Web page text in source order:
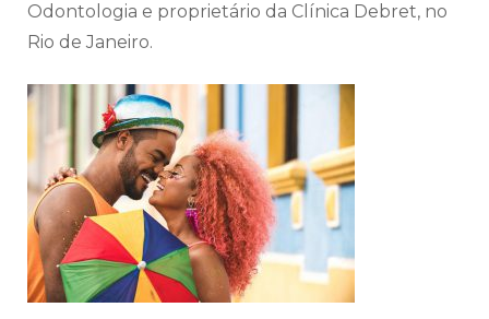
Odontologia e proprietário da Clínica Debret, no
Rio de Janeiro.